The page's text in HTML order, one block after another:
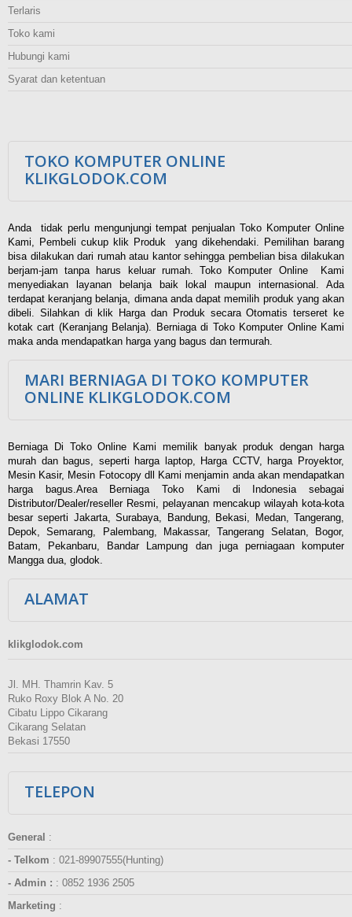
Terlaris
Toko kami
Hubungi kami
Syarat dan ketentuan
TOKO KOMPUTER ONLINE
KLIKGLODOK.COM
Anda tidak perlu mengunjungi tempat penjualan Toko Komputer Online
Kami, Pembeli cukup klik Produk yang dikehendaki. Pemilihan barang
bisa dilakukan dari rumah atau kantor sehingga pembelian bisa dilakukan
berjam-jam tanpa harus keluar rumah. Toko Komputer Online Kami
menyediakan layanan belanja baik lokal maupun internasional. Ada
terdapat keranjang belanja, dimana anda dapat memilih produk yang akan
dibeli. Silahkan di klik Harga dan Produk secara Otomatis terseret ke
kotak cart (Keranjang Belanja). Berniaga di Toko Komputer Online Kami
maka anda mendapatkan harga yang bagus dan termurah.
MARI BERNIAGA DI TOKO KOMPUTER
ONLINE KLIKGLODOK.COM
Berniaga Di Toko Online Kami memilik banyak produk dengan harga
murah dan bagus, seperti harga laptop, Harga CCTV, harga Proyektor,
Mesin Kasir, Mesin Fotocopy dll Kami menjamin anda akan mendapatkan
harga bagus.Area Berniaga Toko Kami di Indonesia sebagai
Distributor/Dealer/reseller Resmi, pelayanan mencakup wilayah kota-kota
besar seperti Jakarta, Surabaya, Bandung, Bekasi, Medan, Tangerang,
Depok, Semarang, Palembang, Makassar, Tangerang Selatan, Bogor,
Batam, Pekanbaru, Bandar Lampung dan juga perniagaan komputer
Mangga dua, glodok.
ALAMAT
klikglodok.com
Jl. MH. Thamrin Kav. 5
Ruko Roxy Blok A No. 20
Cibatu Lippo Cikarang
Cikarang Selatan
Bekasi 17550
TELEPON
General :
- Telkom : 021-89907555(Hunting)
- Admin : : 0852 1936 2505
Marketing :